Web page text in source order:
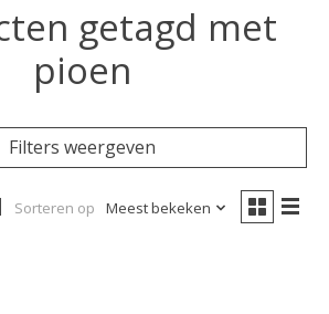
getagd met
pioen
Filters weergeven
Sorteren op Meest bekeken